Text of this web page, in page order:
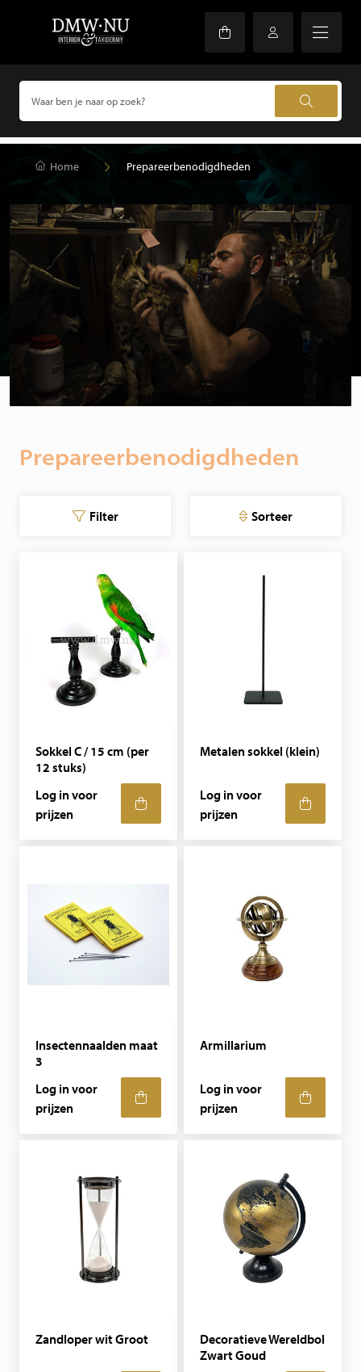
Home Prepareerbenodigdheden
Prepareerbenodigdheden
Filter Sorteer
Sokkel C / 15 cm (per
12 stuks)
Log in voor
prijzen
Metalen sokkel (klein)
Log in voor
prijzen
Insectennaalden maat
3
Log in voor
prijzen
Armillarium
Log in voor
prijzen
Zandloper wit Groot
Decoratieve Wereldbol
Zwart Goud